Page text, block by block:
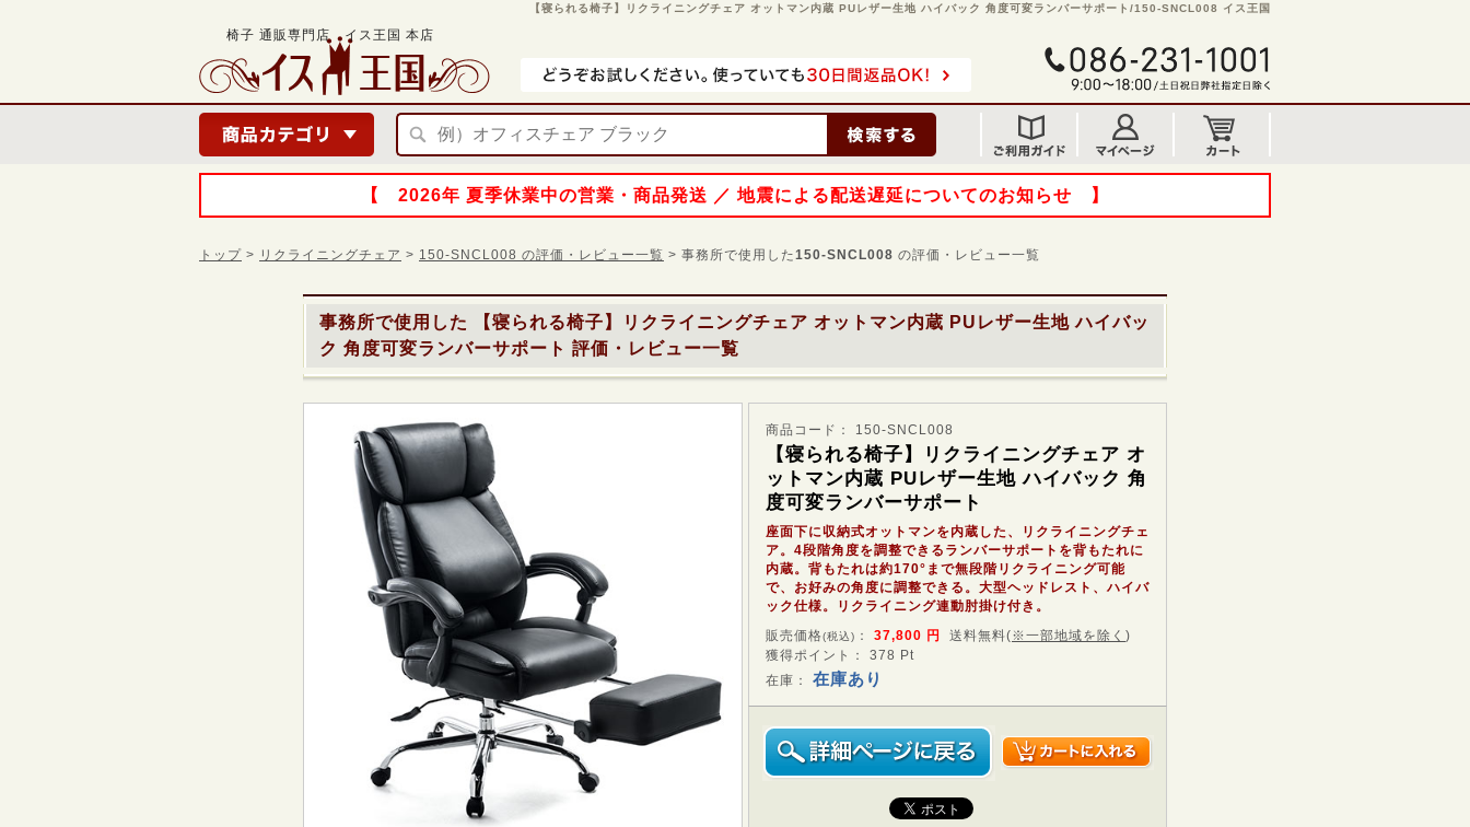
【寝られる椅子】リクライニングチェア オットマン内蔵 PUレザー生地 ハイバック 角度可変ランバーサポート/150-SNCL008 イス王国
椅子 通販専門店 イス王国 本店
【 2026年 夏季休業中の営業・商品発送 ／ 地震による配送遅延についてのお知らせ 】
トップ > リクライニングチェア > 150-SNCL008 の評価・レビュー一覧 > 事務所で使用した150-SNCL008 の評価・レビュー一覧
事務所で使用した
【寝られる椅子】リクライニングチェア オットマン内蔵 PUレザー生地 ハイバッ
ク 角度可変ランバーサポート 評価・レビュー一覧
商品コード： 150-SNCL008
【寝られる椅子】リクライニングチェア オ
ットマン内蔵 PUレザー生地 ハイバック 角
度可変ランバーサポート
座面下に収納式オットマンを内蔵した、リクライニングチェ
ア。4段階角度を調整できるランバーサポートを背もたれに
内蔵。背もたれは約170°まで無段階リクライニング可能
で、お好みの角度に調整できる。大型ヘッドレスト、ハイバ
ック仕様。リクライニング連動肘掛け付き。
販売価格(税込) ： 37,800 円 送料無料(※一部地域を除く )
獲得ポイント： 378 Pt
在庫： 在庫あり